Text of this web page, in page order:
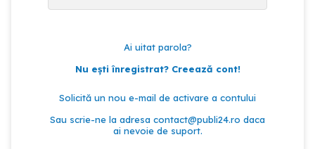
Ai uitat parola?
Nu ești înregistrat? Creează cont!
Solicită un nou e-mail de activare a contului
Sau scrie-ne la adresa contact@publi24.ro daca
ai nevoie de suport.